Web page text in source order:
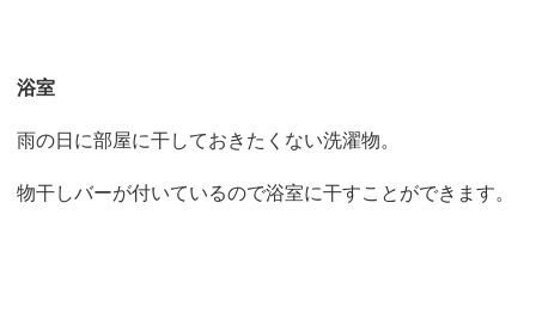
浴室
雨の日に部屋に干しておきたくない洗濯物。
物干しバーが付いているので浴室に干すことができます。